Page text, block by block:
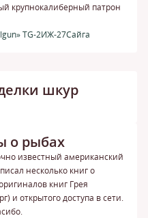
крупнокалиберный патрон
TG-2ИЖ-27Сайга
шкур
о рыбах
известный американский
несколько книг о
книг Грея
и открытого доступа в сети.